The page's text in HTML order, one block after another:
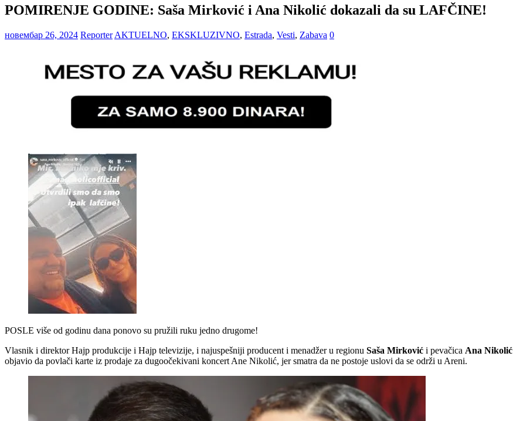
POMIRENJE GODINE: Saša Mirković i Ana Nikolić dokazali da su LAFČINE!
новембар 26, 2024 Reporter AKTUELNO, EKSKLUZIVNO, Estrada, Vesti, Zabava 0
POSLE više od godinu dana ponovo su pružili ruku jedno drugome!
Vlasnik i direktor Hajp produkcije i Hajp televizije, i najuspešniji producent i menadžer u regionu Saša Mirković i pevačica Ana Nikolić
objavio da povlači karte iz prodaje za dugoočekivani koncert Ane Nikolić, jer smatra da ne postoje uslovi da se održi u Areni.